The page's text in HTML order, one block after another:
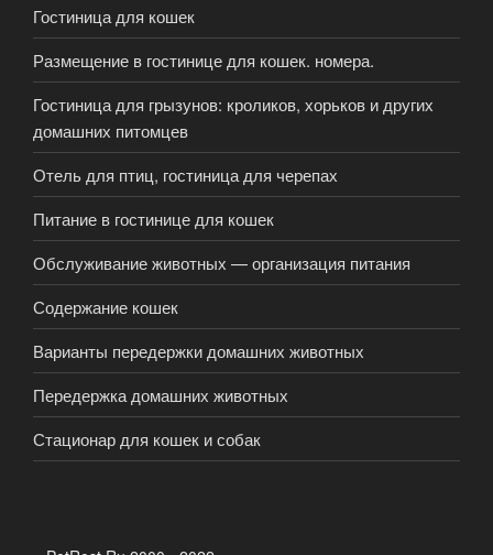
Гостиница для кошек
Размещение в гостинице для кошек. номера.
Гостиница для грызунов: кроликов, хорьков и других
домашних питомцев
Отель для птиц, гостиница для черепах
Питание в гостинице для кошек
Обслуживание животных — организация питания
Содержание кошек
Варианты передержки домашних животных
Передержка домашних животных
Стационар для кошек и собак